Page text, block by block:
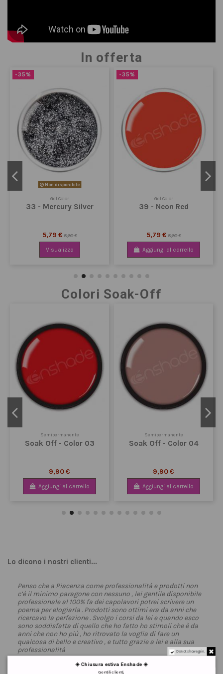
In offerta
-35%
Non disponibile
Gel Color
33 - Mercury Silver
5,79 €8,90 €
Visualizza
-35%
Gel Color
39 - Neon Red
5,79 €8,90 €
Aggiungi al carrello
Colori Soak-Off
Semipermanente
Soak Off - Color 03
9,90 €
Aggiungi al carrello
Semipermanente
Soak Off - Color 04
9,90 €
Aggiungi al carrello
Lo dicono i nostri clienti...
Penso che a Piacenza come professionalità e prodotti non
c’è il minimo paragone con nessuno , lei gentile disponibile
professionale al 100% fa dei capolavori potrei scrivere un
poema per elogiarla . Prodotti sono ottimi era da anni che
ricercavo la perfezione . Svolgo i corsi da lei e quando esco
sono soddisfatta di quello che ho fatto ho stimoli che è da
anni che non ho più , ho ritrovato la voglia di fare un
qualcosa di bello e creativo , e tutto grazie a lei e alla sua
professionalità
Do not show again.
☀️ Chiusura estiva Enshade ☀️
Gentili clienti,